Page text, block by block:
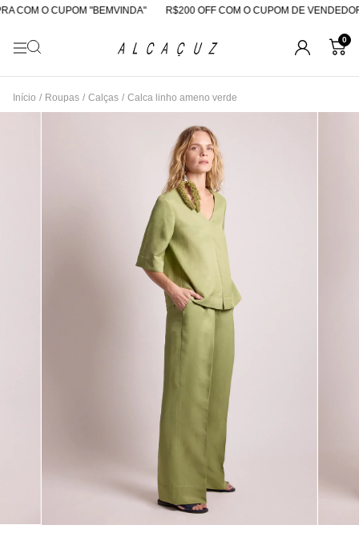
COM O CUPOM "BEMVINDA" R$200 OFF COM O CUPOM DE VENDEDORA
0
Início / Roupas / Calças / Calca linho ameno verde